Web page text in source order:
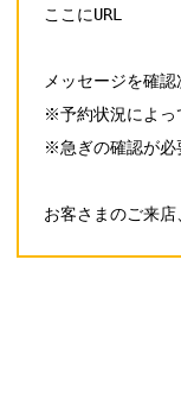
ここにURL
メッセージを確
※予約状況によっ
※急ぎの確認が必
お客さまのご来店